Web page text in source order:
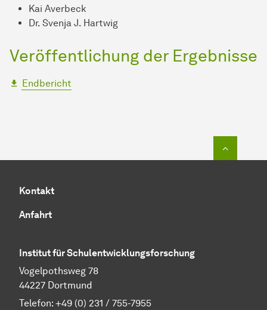
Kai Averbeck
Dr. Svenja J. Hartwig
Veröffentlichung der Ergebnisse
Endbericht
Kontakt
Anfahrt
Institut für Schulentwicklungsforschung
Vogelpothsweg 78
44227 Dortmund
Telefon: +49 (0) 231 / 755-7955